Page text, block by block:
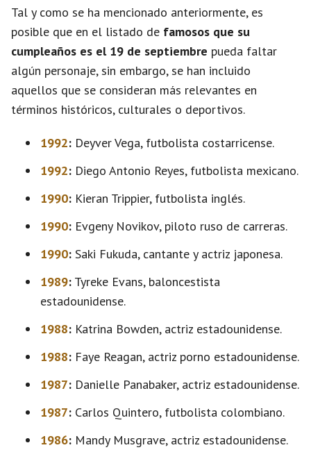
Tal y como se ha mencionado anteriormente, es
posible que en el listado de famosos que su
cumpleaños es el 19 de septiembre pueda faltar
algún personaje, sin embargo, se han incluido
aquellos que se consideran más relevantes en
términos históricos, culturales o deportivos.
1992: Deyver Vega, futbolista costarricense.
1992: Diego Antonio Reyes, futbolista mexicano.
1990: Kieran Trippier, futbolista inglés.
1990: Evgeny Novikov, piloto ruso de carreras.
1990: Saki Fukuda, cantante y actriz japonesa.
1989: Tyreke Evans, baloncestista
estadounidense.
1988: Katrina Bowden, actriz estadounidense.
1988: Faye Reagan, actriz porno estadounidense.
1987: Danielle Panabaker, actriz estadounidense.
1987: Carlos Quintero, futbolista colombiano.
1986: Mandy Musgrave, actriz estadounidense.